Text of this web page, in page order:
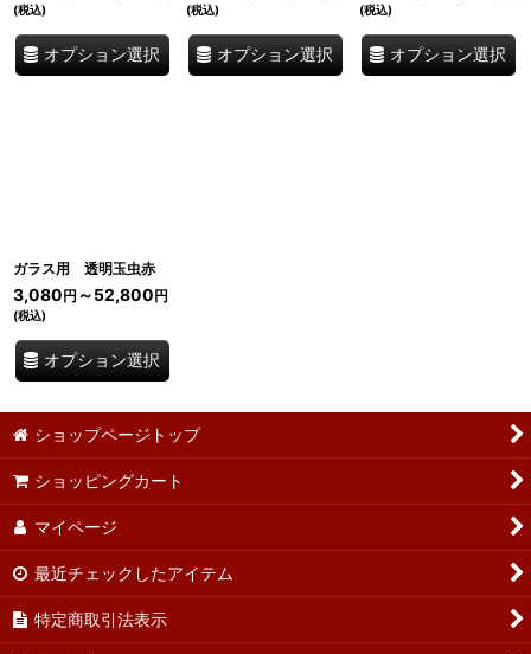
(税込)
オプション選択
(税込)
オプション選択
(税込)
オプション選択
ガラス用 透明玉虫赤
3,080円 ～52,800円
(税込)
オプション選択
ショップページトップ
ショッピングカート
マイページ
最近チェックしたアイテム
特定商取引法表示